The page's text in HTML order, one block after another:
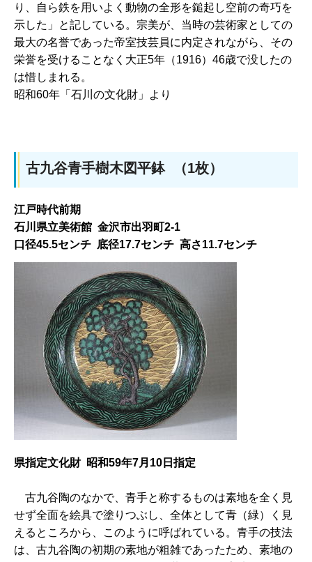
り、自ら鉄を用いよく動物の全形を鎚起し空前の奇巧を
示した」と記している。宗美が、当時の芸術家としての
最大の名誉であった帝室技芸員に内定されながら、その
栄誉を受けることなく大正5年（1916）46歳で没したの
は惜しまれる。
昭和60年「石川の文化財」より
古九谷青手樹木図平鉢 （1枚）
江戸時代前期
石川県立美術館 金沢市出羽町2-1
口径45.5センチ 底径17.7センチ 高さ11.7センチ
県指定文化財 昭和59年7月10日指定
古九谷陶のなかで、青手と称するものは素地を全く見
せず全面を絵具で塗りつぶし、全体として青（緑）く見
えるところから、このように呼ばれている。青手の技法
は、古九谷陶の初期の素地が粗雑であったため、素地の